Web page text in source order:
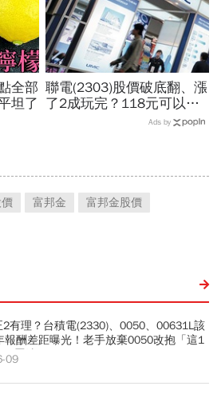
全部
坦了
聯電(2303)股價破底翻、漲
了2成玩完？118元可以
買？展望大好為何外資2天
Ads by
富邦金
富邦金股價
2有理？台積電(2330)、0050、00631L該
報酬差距曝光！老手放棄0050改抱「這1
置法
09